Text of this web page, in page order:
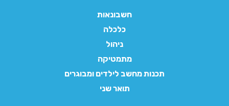
חשבונאות
כלכלה
ניהול
מתמטיקה
תכנות מחשב לילדים ומבוגרים
תואר שני